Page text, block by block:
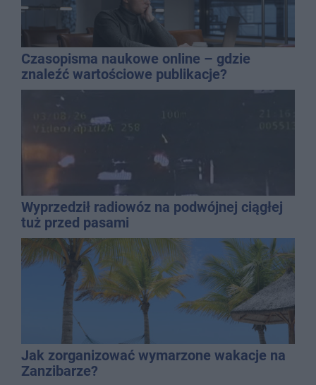
Czasopisma naukowe online – gdzie
znaleźć wartościowe publikacje?
Wyprzedził radiowóz na podwójnej ciągłej
tuż przed pasami
Jak zorganizować wymarzone wakacje na
Zanzibarze?